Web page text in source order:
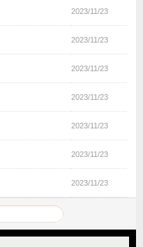
2023/11/23
2023/11/23
2023/11/23
2023/11/23
2023/11/23
2023/11/23
2023/11/23